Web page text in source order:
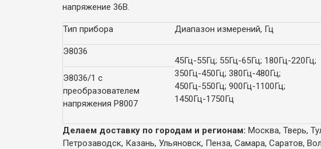
напряжение 36В.
Тип прибора Диапазон измерений, Гц
Э8036
45Гц-55Гц; 55Гц-65Гц; 180Гц-220Гц;
350Гц-450Гц; 380Гц-480Гц;
450Гц-550Гц; 900Гц-1100Гц;
1450Гц-1750Гц
Э8036/1 c
преобразователем
напряжения Р8007
Делаем доставку по городам и регионам: Москва, Тверь,
Петрозаводск, Казань, Ульяновск, Пенза, Самара, Саратов,